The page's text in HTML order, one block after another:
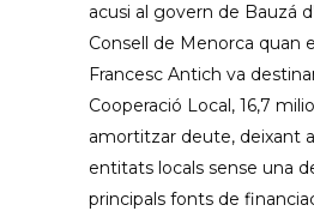
acusi al govern de Bauzá
Consell de Menorca quan
Francesc Antich va
Cooperació Local, 16,7
amortitzar deute, deixant
entitats locals sense una
principals fonts de